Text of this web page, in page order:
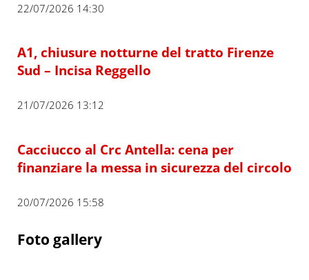
22/07/2026 14:30
A1, chiusure notturne del tratto Firenze
Sud – Incisa Reggello
21/07/2026 13:12
Cacciucco al Crc Antella: cena per
finanziare la messa in sicurezza del circolo
20/07/2026 15:58
Foto gallery